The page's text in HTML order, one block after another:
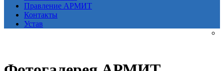
Правление АРМИТ
Контакты
Устав